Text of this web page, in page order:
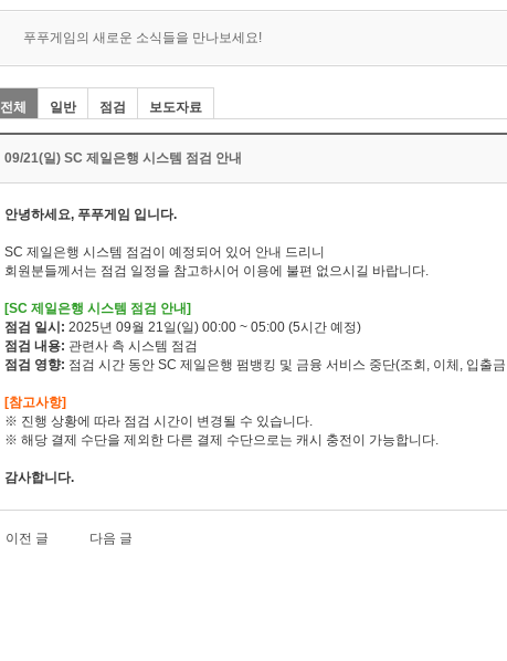
푸푸게임의 새로운 소식들을 만나보세요!
전체 일반 점검 보도자료
09/21(일) SC 제일은행 시스템 점검 안내
안녕하세요, 푸푸게임 입니다.
SC 제일은행 시스템 점검이 예정되어 있어 안내 드리니
회원분들께서는 점검 일정을 참고하시어 이용에 불편 없으시길 바랍니다.
[SC 제일은행 시스템 점검 안내]
점검 일시: 2025년 09월 21일(일) 00:00 ~ 05:00 (5시간 예정)
점검 내용: 관련사 측 시스템 점검
점검 영향: 점검 시간 동안 SC 제일은행 펌뱅킹 및 금융 서비스 중단(조회, 이체, 입출
[참고사항]
※ 진행 상황에 따라 점검 시간이 변경될 수 있습니다.
※ 해당 결제 수단을 제외한 다른 결제 수단으로는 캐시 충전이 가능합니다.
감사합니다.
이전 글 다음 글